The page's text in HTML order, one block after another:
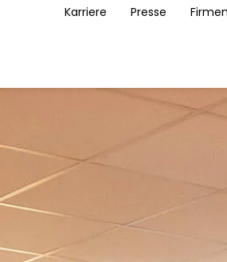
Karriere Presse